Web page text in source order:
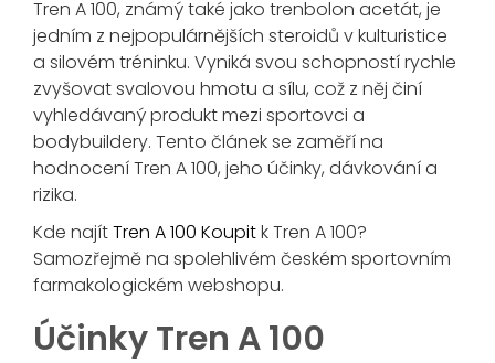
Tren A 100, známý také jako trenbolon acetát, je
jedním z nejpopulárnějších steroidů v kulturistice
a silovém tréninku. Vyniká svou schopností rychle
zvyšovat svalovou hmotu a sílu, což z něj činí
vyhledávaný produkt mezi sportovci a
bodybuildery. Tento článek se zaměří na
hodnocení Tren A 100, jeho účinky, dávkování a
rizika.
Kde najítTren A 100 Koupitk Tren A 100?
Samozřejmě na spolehlivém českém sportovním
farmakologickém webshopu.
Účinky Tren A 100